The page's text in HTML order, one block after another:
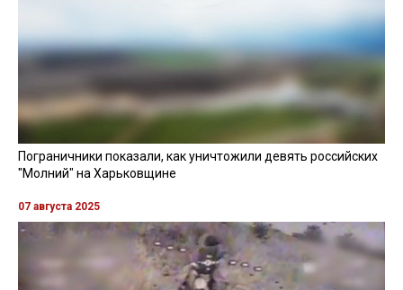
Пограничники показали, как уничтожили девять российских
"Молний" на Харьковщине
07 августа 2025